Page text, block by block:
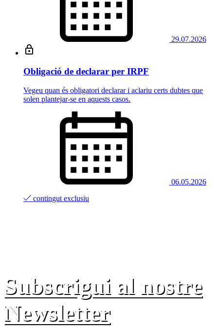
29.07.2026
Obligació de declarar per IRPF
Vegeu quan és obligatori declarar i aclariu certs dubtes que
solen plantejar-se en aquests casos.
06.05.2026
contingut exclusiu
Subscrigui al nostre
Newsletter